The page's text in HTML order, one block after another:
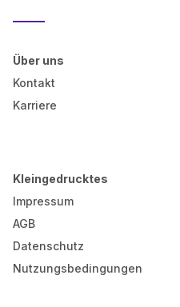
Über uns
Kontakt
Karriere
Kleingedrucktes
Impressum
AGB
Datenschutz
Nutzungsbedingungen